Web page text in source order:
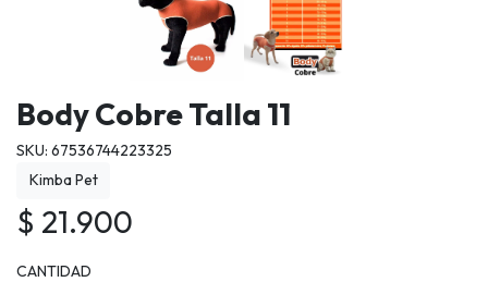
Body Cobre Talla 11
SKU: 67536744223325
Kimba Pet
$ 21.900
CANTIDAD